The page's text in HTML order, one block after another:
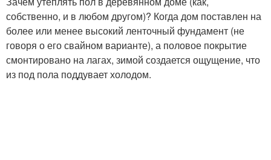
собственно, и в любом другом)? Когда дом поставлен на
более или менее высокий ленточный фундамент (не
говоря о его свайном варианте), а половое покрытие
смонтировано на лагах, зимой создается ощущение, что
из под пола поддувает холодом.